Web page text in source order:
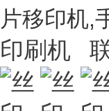
片移印机,
印刷机